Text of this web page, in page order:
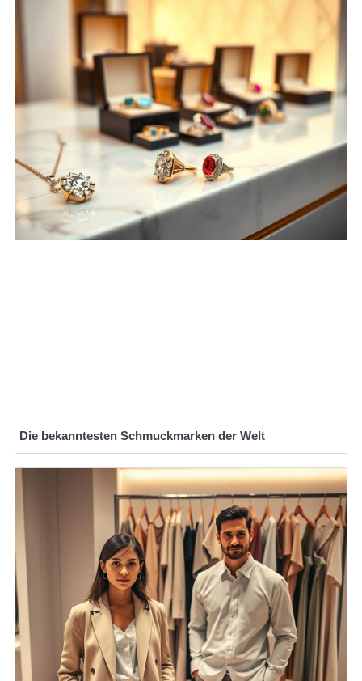
Die bekanntesten Schmuckmarken der Welt